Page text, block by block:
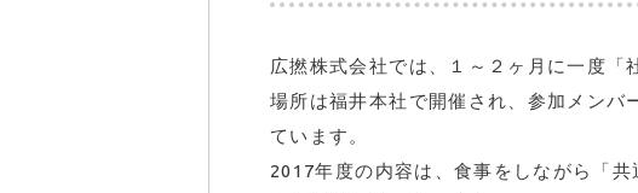
広撚株式会社では、１～２ヶ月に一度「
場所は福井本社で開催され、参加メンバ
ています。
2017年度の内容は、食事をしながら「